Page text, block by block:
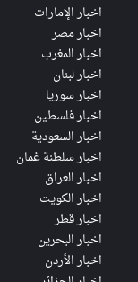
اخبار الإمارات
اخبار مصر
اخبار المغرب
اخبار لبنان
اخبار سوريا
اخبار فلسطين
اخبار السعودية
اخبار سلطنة عُمان
اخبار العراق
اخبار الكويت
اخبار قطر
اخبار البحرين
اخبار الأردن